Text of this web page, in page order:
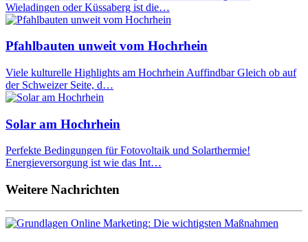
Wieladingen oder Küssaberg ist die…
Pfahlbauten unweit vom Hochrhein
Viele kulturelle Highlights am Hochrhein Auffindbar Gleich ob auf
der Schweizer Seite, d…
Solar am Hochrhein
Perfekte Bedingungen für Fotovoltaik und Solarthermie!
Energieversorgung ist wie das Int…
Weitere Nachrichten